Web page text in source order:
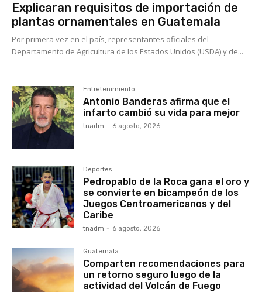
Explicaran requisitos de importación de
plantas ornamentales en Guatemala
Por primera vez en el país, representantes oficiales del
Departamento de Agricultura de los Estados Unidos (USDA) y de...
Entretenimiento
Antonio Banderas afirma que el
infarto cambió su vida para mejor
tnadm - 6 agosto, 2026
Deportes
Pedropablo de la Roca gana el oro y
se convierte en bicampeón de los
Juegos Centroamericanos y del
Caribe
tnadm - 6 agosto, 2026
Guatemala
Comparten recomendaciones para
un retorno seguro luego de la
actividad del Volcán de Fuego